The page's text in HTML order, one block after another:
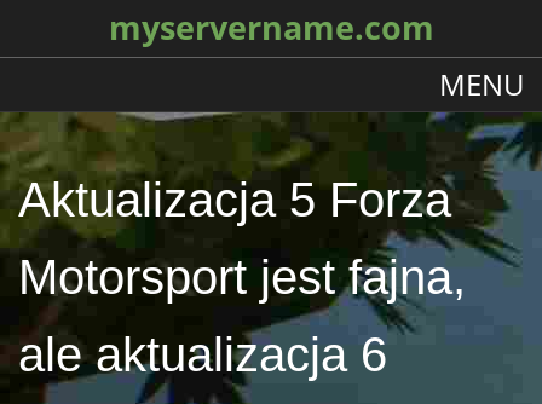
myservername.com
MENU
Aktualizacja 5 Forza
Motorsport jest fajna,
ale aktualizacja 6